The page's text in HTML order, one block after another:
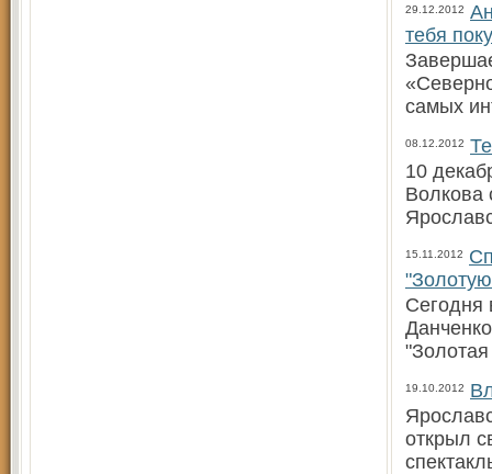
29.12.2012
тебя
самых
08.12.2012
10
Волкова
15.11.2012
Сегодня
19.10.2012
открыл